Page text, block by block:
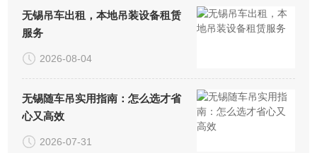
无锡吊车出租，本地吊装设备租赁
服务
2026-08-04
无锡随车吊实用指南：怎么选才省
心又高效
2026-07-31